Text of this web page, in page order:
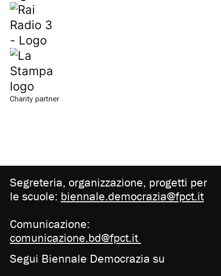
Charity partner
Segreteria, organizzazione, progetti per
le scuole: biennale.democrazia@fpct.it
Comunicazione:
comunicazione.bd@fpct.it
Segui Biennale Democrazia su